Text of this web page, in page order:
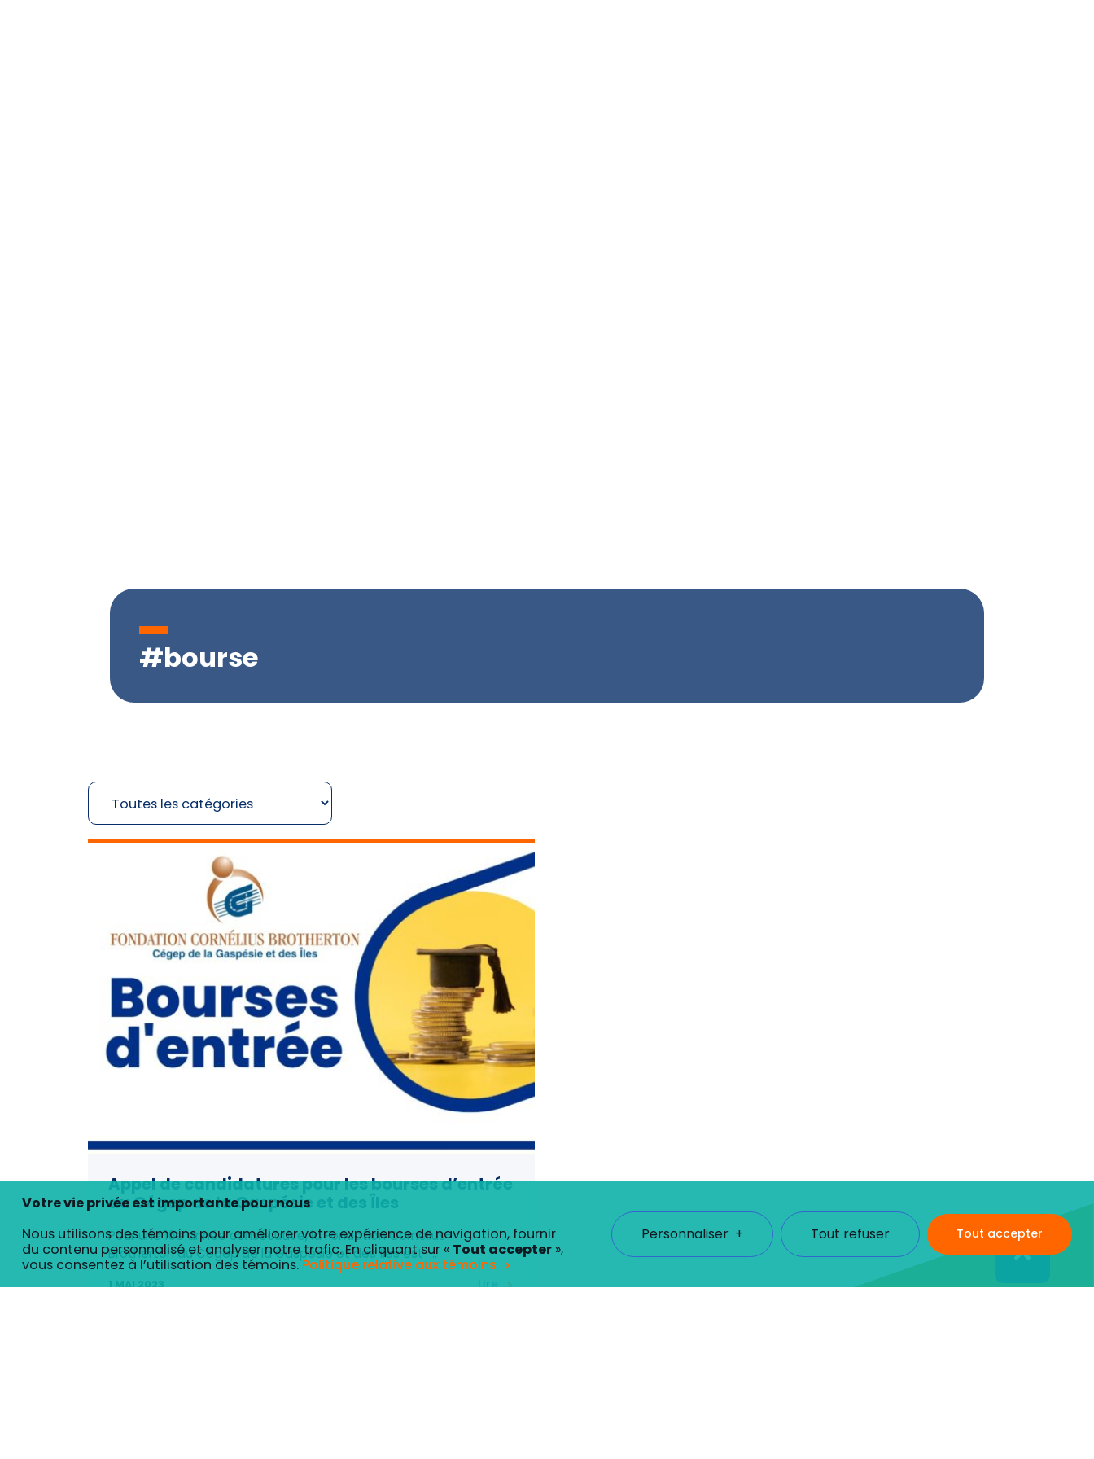
#bourse
Appel de candidatures pour les bourses d’entrée
du Cégep de la Gaspésie et des Îles
Pour une 16e année consécutive, la Fondation Cornélius-
Brotherton du Cégep de la Gaspésie et des Îles est…
1 MAI 2023 Lire
Votre vie privée est importante pour nous
Nous utilisons des témoins pour améliorer votre expérience de navigation, fournir
du contenu personnalisé et analyser notre trafic. En cliquant sur « Tout accepter »,
vous consentez à l’utilisation des témoins. Politique relative aux témoins
Personnaliser + Tout refuser Tout accepter